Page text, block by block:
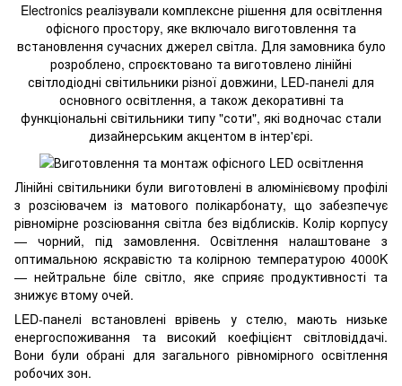
Electronics реалізували комплексне рішення для освітлення
офісного простору, яке включало виготовлення та
встановлення сучасних джерел світла. Для замовника було
розроблено, спроєктовано та виготовлено лінійні
світлодіодні світильники різної довжини, LED-панелі для
основного освітлення, а також декоративні та
функціональні світильники типу "соти", які водночас стали
дизайнерським акцентом в інтер'єрі.
Лінійні світильники були виготовлені в алюмінієвому профілі
з розсіювачем із матового полікарбонату, що забезпечує
рівномірне розсіювання світла без відблисків. Колір корпусу
— чорний, під замовлення. Освітлення налаштоване з
оптимальною яскравістю та колірною температурою 4000K
— нейтральне біле світло, яке сприяє продуктивності та
знижує втому очей.
LED-панелі встановлені врівень у стелю, мають низьке
енергоспоживання та високий коефіцієнт світловіддачі.
Вони були обрані для загального рівномірного освітлення
робочих зон.